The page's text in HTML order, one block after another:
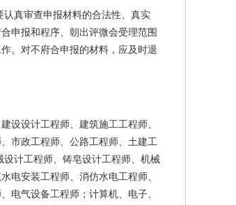
真审查申报材料的合法性、真实
申报和程序、朝出评微会受理范围
。对不府合申报的材料，应及时退
设设计工程师、建筑施工工程师、
市政工程师、公路工程师、土建工
设计工程师、铸皂设计工程师、机械
电安装工程师、消仿水电工程师、
电气设备工程师；计算机、电子、